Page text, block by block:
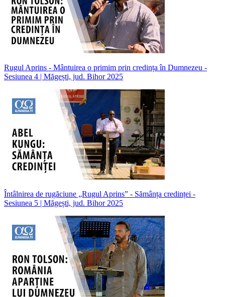
Rugul Aprins - Mântuirea o primim prin credința în Dumnezeu -
Sesiunea 4 | Măgești, jud. Bihor 2025
Întâlnirea de rugăciune „Rugul Aprins” - Sămânța credinței -
Sesiunea 5 | Măgești, jud. Bihor 2025